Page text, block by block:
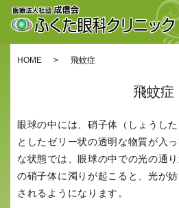
HOME 飛蚊症
飛蚊症
眼球の中には、硝子体（しょうし
としたゼリー状の透明な物質が入
な状態では、眼球の中での光の通
の硝子体に濁りが起こると、光が
されるようになります。